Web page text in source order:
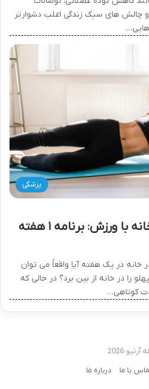
چالش های سبک زندگی اغلب دشوارتر
پزشکی
لاغری شکم و پهلو در خانه با ورزش: برنامه ۱ هفته
در یک هفته آیا واقعاً می توان
را در خانه از بین برد؟ در حالی که
کوتاهی…
2026
با ما درباره ما